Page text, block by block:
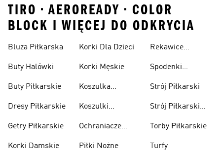
TIRO • AEROREADY • COLOR
BLOCK I WIĘCEJ DO ODKRYCIA
Bluza Piłkarska
Buty Halówki
Buty Piłkarskie
Dresy Piłkarskie
Getry Piłkarskie
Korki Damskie
Korki Dla Dzieci
Korki Męskie
Koszulka
Koszulki
Dzieci
Ochraniacze
Piłki Nożne
Rekawice
Spodenki
Strój Piłkarski
Strój Piłkarski
Torby Piłkarskie
Turfy